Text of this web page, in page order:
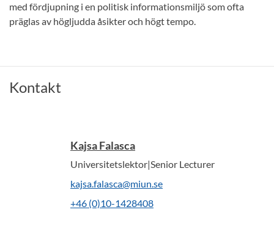
med fördjupning i en politisk informationsmiljö som ofta
präglas av högljudda åsikter och högt tempo.
Kontakt
Kajsa Falasca
Universitetslektor|Senior Lecturer
kajsa.falasca@miun.se
+46 (0)10-1428408